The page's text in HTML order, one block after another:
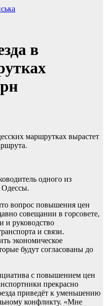
в
маршрутках вырастет
одного из
Одессы.
вопрос повышения цен
совещании в горсовете,
и руководство
и связи.
экономическое
будут согласованы до
с повышением цен
прекрасно
приведёт к уменьшению
конфликту. «Мне